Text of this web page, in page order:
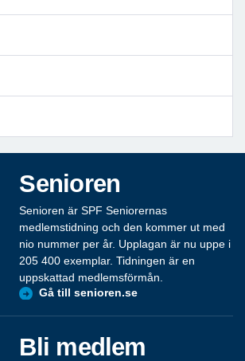
Senioren
Senioren är SPF Seniorernas
medlemstidning och den kommer ut med
nio nummer per år. Upplagan är nu uppe i
205 400 exemplar. Tidningen är en
uppskattad medlemsförmån.
Gå till senioren.se
Bli medlem